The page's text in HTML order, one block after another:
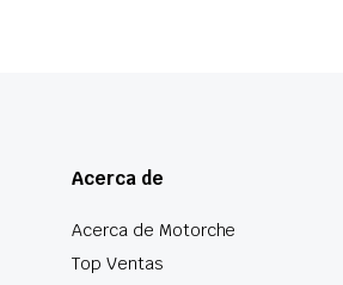
Acerca de
Acerca de Motorche
Top Ventas